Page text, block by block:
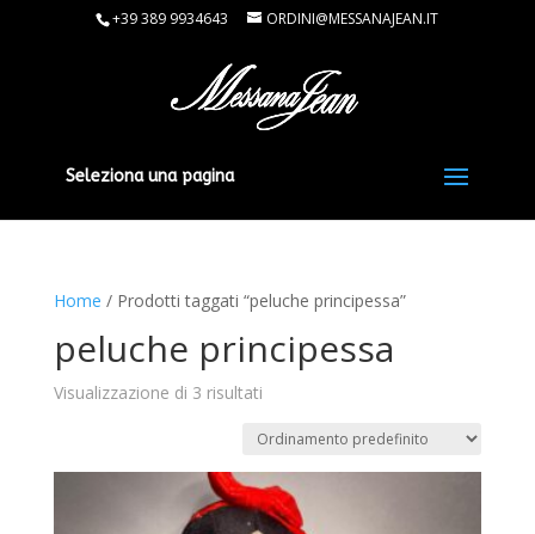
+39 389 9934643 ORDINI@MESSANAJEAN.IT
Seleziona una pagina
Home / Prodotti taggati “peluche principessa”
peluche principessa
Visualizzazione di 3 risultati